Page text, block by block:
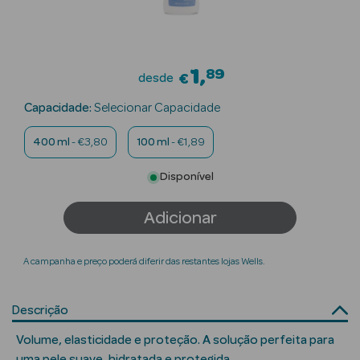
Beauty Season
Maquilhagem
Beauty Season
Beauty Season
Perfumes
Beauty Season
desde €1 89
Capacidade: Selecionar Capacidade
400 ml - €3,80 100 ml - €1,89
Disponível
Adicionar
A campanha e preço poderá diferir das restantes lojas Wells.
Descrição
Volume, elasticidade e proteção. A solução perfeita para